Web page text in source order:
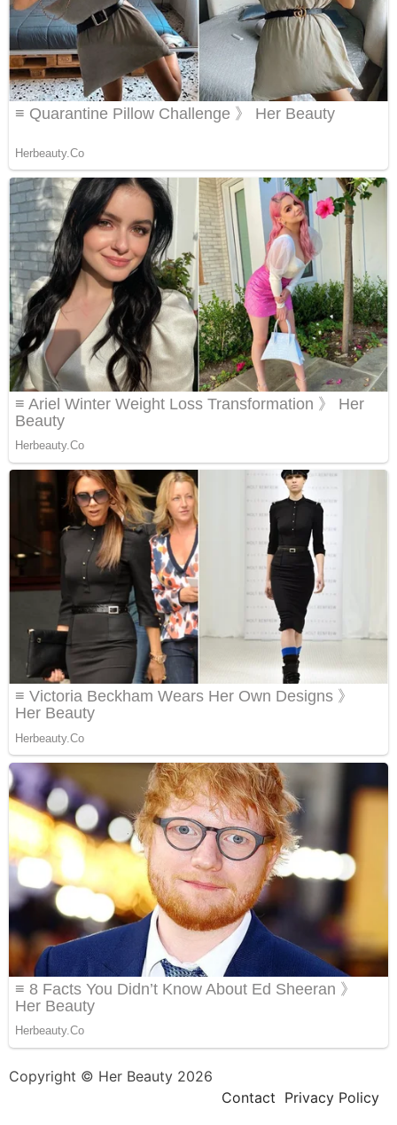
Copyright © Her Beauty 2026
Contact Privacy Policy